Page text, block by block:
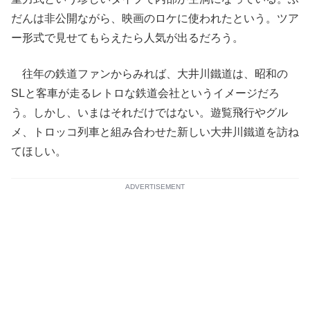
だんは非公開ながら、映画のロケに使われたという。ツア
ー形式で見せてもらえたら人気が出るだろう。
往年の鉄道ファンからみれば、大井川鐵道は、昭和の
SLと客車が走るレトロな鉄道会社というイメージだろ
う。しかし、いまはそれだけではない。遊覧飛行やグル
メ、トロッコ列車と組み合わせた新しい大井川鐵道を訪ね
てほしい。
ADVERTISEMENT